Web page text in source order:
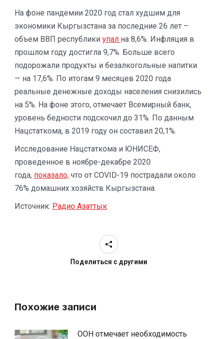
На фоне пандемии 2020 год стал худшим для
экономики Кыргызстана за последние 26 лет –
объем ВВП республики упал на 8,6%. Инфляция в
прошлом году достигла 9,7%. Больше всего
подорожали продукты и безалкогольные напитки
— на 17,6%. По итогам 9 месяцев 2020 года
реальные денежные доходы населения снизились
на 5%. На фоне этого, отмечает Всемирный банк,
уровень бедности подскочил до 31%. По данным
Нацстаткома, в 2019 году он составил 20,1%.
Исследование Нацстаткома и ЮНИСЕФ,
проведенное в ноябре-декабре 2020
года, показало, что от COVID-19 пострадали около
76% домашних хозяйств Кыргызстана.
Источник: Радио Азаттык
Поделиться с другими
Похожие записи
ООН отмечает необходимость